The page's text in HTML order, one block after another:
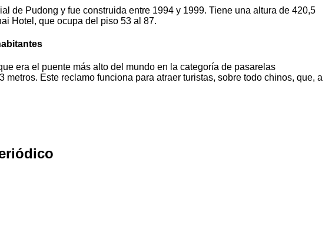
de Pudong y fue construida entre 1994 y 1999. Tiene una altura de 420,5
Hotel, que ocupa del piso 53 al 87.
era el puente más alto del mundo en la categoría de pasarelas
Este reclamo funciona para atraer turistas, sobre todo chinos, que, a